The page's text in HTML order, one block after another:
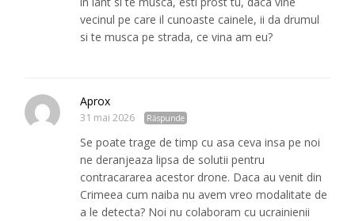
vecinul pe care il cunoaste cainele, ii da drumul
si te musca pe strada, ce vina am eu?
Aprox
31 mai 2026 Răspunde
Se poate trage de timp cu asa ceva insa pe noi
ne deranjeaza lipsa de solutii pentru
contracararea acestor drone. Daca au venit din
Crimeea cum naiba nu avem vreo modalitate de
a le detecta? Noi nu colaboram cu ucrainienii